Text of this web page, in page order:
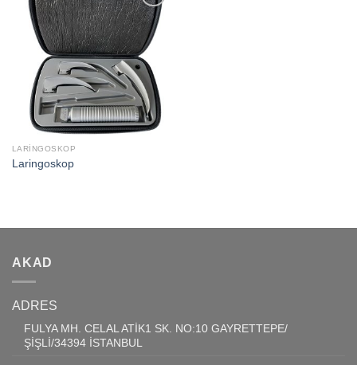
Add to
wishlist
LARİNGOSKOP
Laringoskop
AKAD
ADRES
FULYA MH. CELAL ATİK1 SK. NO:10 GAYRETTEPE/
ŞİŞLİ/34394 İSTANBUL